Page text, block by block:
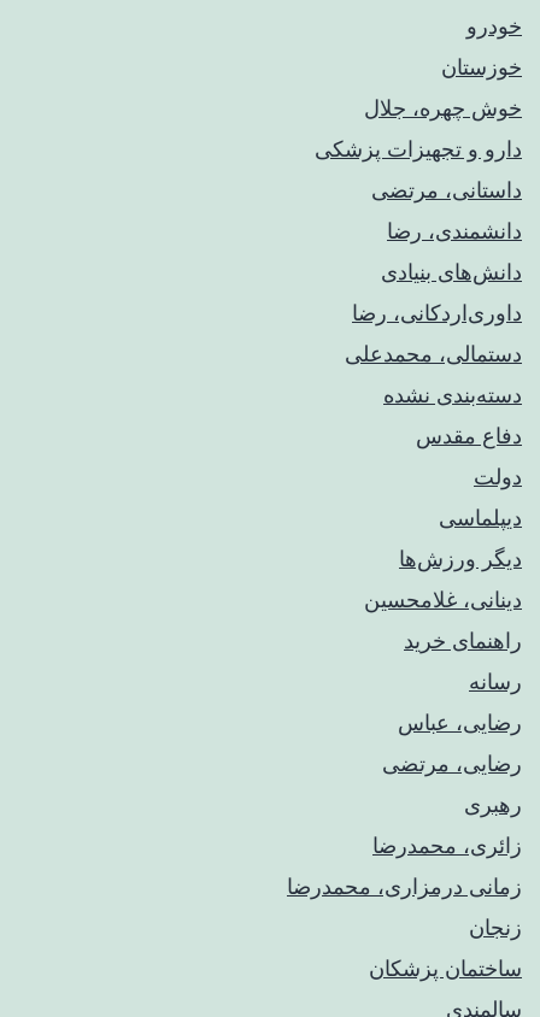
خودرو
خوزستان
خوش چهره، جلال
دارو و تجهیزات پزشکی
داستانی، مرتضی
دانشمندی، رضا
دانش‌های بنیادی
داوری‌اردکانی، رضا
دستمالی، محمدعلی
دسته‌بندی نشده
دفاع مقدس
دولت
دیپلماسی
دیگر ورزش‌ها
دینانی، غلامحسین
راهنمای خريد
رسانه
رضایی، عباس
رضایی، مرتضی
رهبری
زائری، محمدرضا
زمانی درمزاری، محمدرضا
زنجان
ساختمان پزشکان
سالمندی